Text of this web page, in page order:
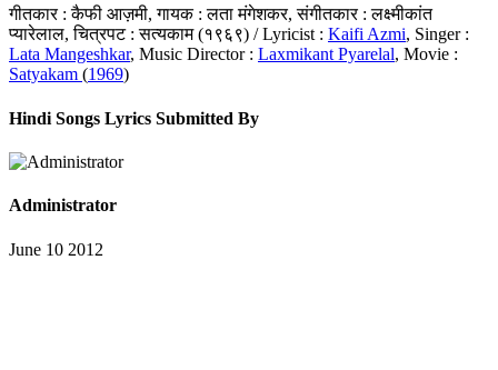
गीतकार : कैफी आज़मी, गायक : लता मंगेशकर, संगीतकार : लक्ष्मीकांत
प्यारेलाल, चित्रपट : सत्यकाम (१९६९) / Lyricist : Kaifi Azmi, Singer :
Lata Mangeshkar, Music Director : Laxmikant Pyarelal, Movie :
Satyakam (1969)
Hindi Songs Lyrics Submitted By
Administrator
June 10 2012